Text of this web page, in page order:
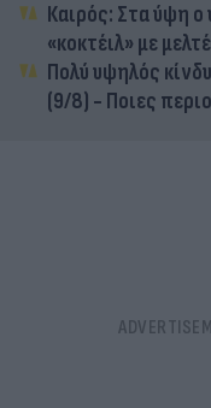
Καιρός: Στα ύψη ο
«κοκτέιλ» με
Πολύ υψηλός
(9/8) - Ποιες